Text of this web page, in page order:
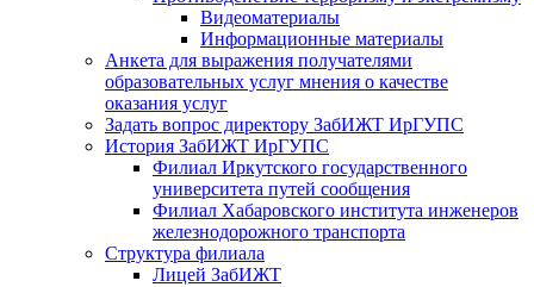
Видеоматериалы
Информационные материалы
Анкета для выражения получателями
образовательных услуг мнения о качестве
оказания услуг
Задать вопрос директору ЗабИЖТ ИрГУПС
История ЗабИЖТ ИрГУПС
Филиал Иркутского государственного
университета путей сообщения
Филиал Хабаровского института инженеров
железнодорожного транспорта
Структура филиала
Лицей ЗабИЖТ